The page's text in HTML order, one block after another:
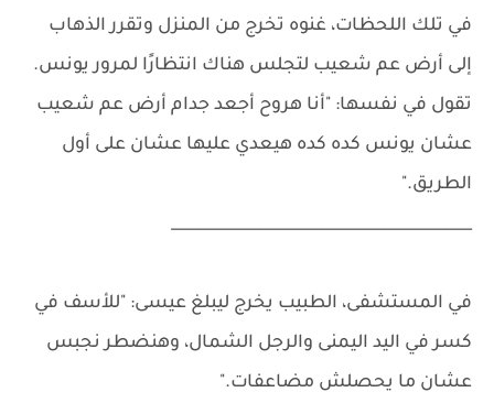
في تلك اللحظات، غنوه تخرج من المنزل وتقرر الذهاب
إلى أرض عم شعيب لتجلس هناك انتظارًا لمرور يونس.
تقول في نفسها: "أنا هروح أجعد جدام أرض عم شعيب
عشان يونس كده كده هيعدي عليها عشان على أول
الطريق."
_______________________________________
في المستشفى، الطبيب يخرج ليبلغ عيسى: "للأسف في
كسر في اليد اليمنى والرجل الشمال، وهنضطر نجبس
عشان ما يحصلش مضاعفات."